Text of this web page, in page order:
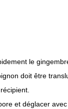
le
doit être
et déglacer